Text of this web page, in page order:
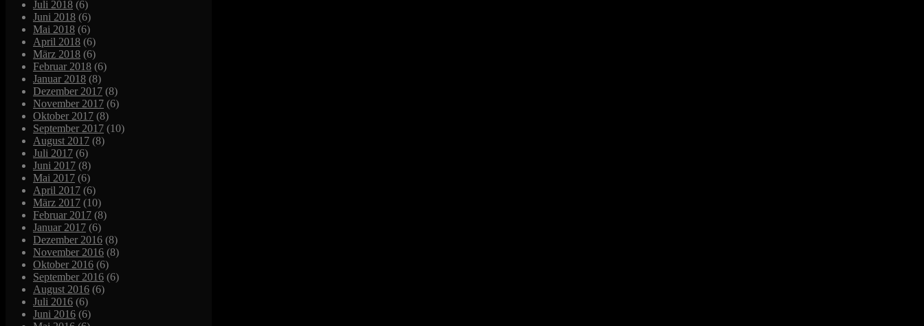
Juli 2018 (6)
Juni 2018 (6)
Mai 2018 (6)
April 2018 (6)
März 2018 (6)
Februar 2018 (6)
Januar 2018 (8)
Dezember 2017 (8)
November 2017 (6)
Oktober 2017 (8)
September 2017 (10)
August 2017 (8)
Juli 2017 (6)
Juni 2017 (8)
Mai 2017 (6)
April 2017 (6)
März 2017 (10)
Februar 2017 (8)
Januar 2017 (6)
Dezember 2016 (8)
November 2016 (8)
Oktober 2016 (6)
September 2016 (6)
August 2016 (6)
Juli 2016 (6)
Juni 2016 (6)